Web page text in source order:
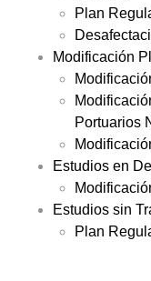
Plan
Modificación
Portuarios
Estudios en
Estudios sin
Plan